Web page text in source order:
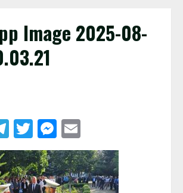
Image 2025-08-
Telegram
TwitterMessenger